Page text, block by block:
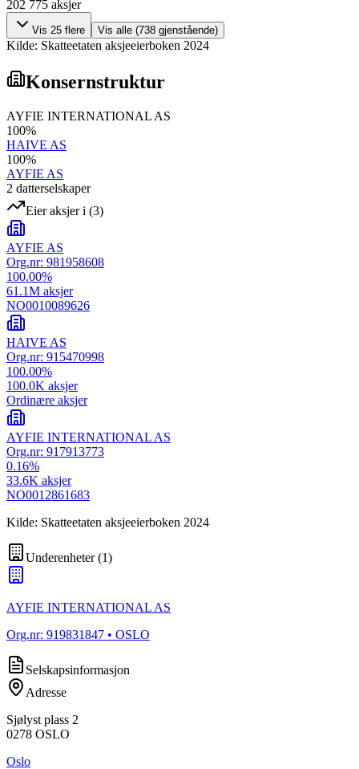
202 775 aksjer
Vis 25 flere Vis alle (738 gjenstående)
Kilde: Skatteetaten aksjeeierboken 2024
Konsernstruktur
AYFIE INTERNATIONAL AS
100%
HAIVE AS
100%
AYFIE AS
2 datterselskaper
Eier aksjer i (3)
AYFIE AS
Org.nr: 981958608
100.00%
61.1M aksjer
NO0010089626
HAIVE AS
Org.nr: 915470998
100.00%
100.0K aksjer
Ordinære aksjer
AYFIE INTERNATIONAL AS
Org.nr: 917913773
0.16%
33.6K aksjer
NO0012861683
Kilde: Skatteetaten aksjeeierboken 2024
Underenheter(1)
AYFIE INTERNATIONAL AS
Org.nr: 919831847 • OSLO
Selskapsinformasjon
Adresse
Sjølyst plass 2
0278 OSLO
Oslo